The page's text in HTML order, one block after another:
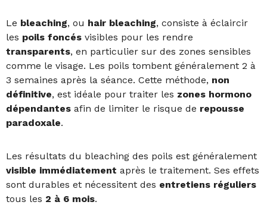
Le bleaching, ou hair bleaching, consiste à éclaircir
les poils foncés visibles pour les rendre
transparents, en particulier sur des zones sensibles
comme le visage. Les poils tombent généralement 2 à
3 semaines après la séance. Cette méthode, non
définitive, est idéale pour traiter les zones hormono
dépendantes afin de limiter le risque de repousse
paradoxale.
Les résultats du bleaching des poils est généralement
visible immédiatement après le traitement. Ses effets
sont durables et nécessitent des entretiens réguliers
tous les 2 à 6 mois.